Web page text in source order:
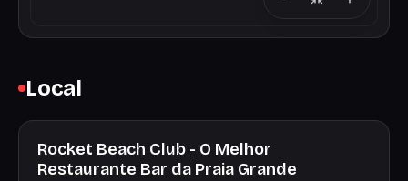
Local
Rocket Beach Club - O Melhor
Restaurante Bar da Praia Grande